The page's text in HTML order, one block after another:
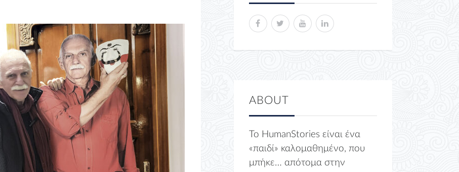
ABOUT
Το HumanStories είναι ένα
«παιδί» καλομαθημένο, που
μπήκε… απότομα στην